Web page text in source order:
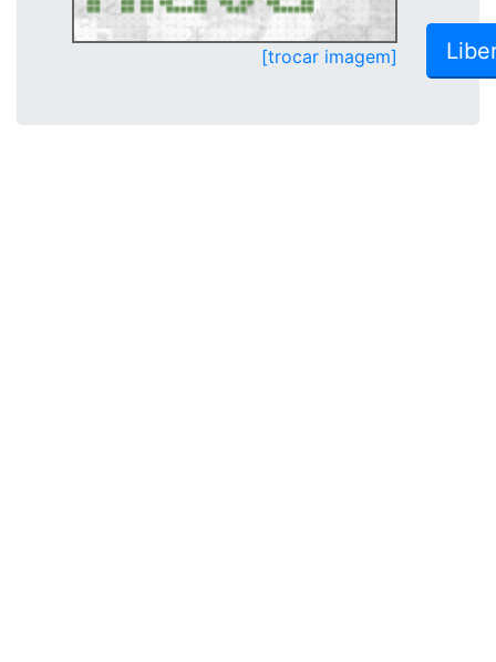
[trocar imagem]